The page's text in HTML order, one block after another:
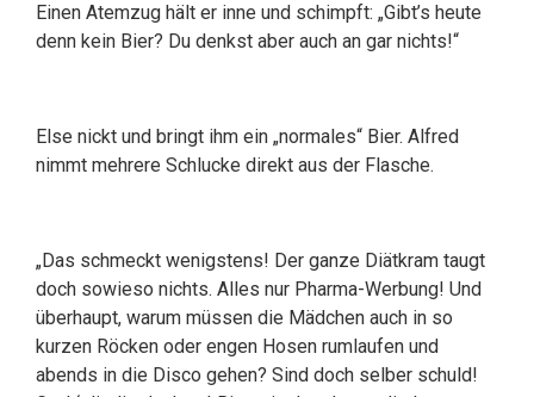
Einen Atemzug hält er inne und schimpft: „Gibt’s heute
denn kein Bier? Du denkst aber auch an gar nichts!“
Else nickt und bringt ihm ein „normales“ Bier. Alfred
nimmt mehrere Schlucke direkt aus der Flasche.
„Das schmeckt wenigstens! Der ganze Diätkram taugt
doch sowieso nichts. Alles nur Pharma-Werbung! Und
überhaupt, warum müssen die Mädchen auch in so
kurzen Röcken oder engen Hosen rumlaufen und
abends in die Disco gehen? Sind doch selber schuld!